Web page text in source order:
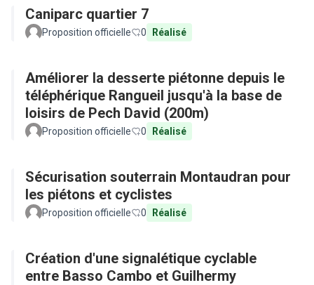
Caniparc quartier 7
Proposition officielle 0 Réalisé
Améliorer la desserte piétonne depuis le
téléphérique Rangueil jusqu'à la base de
loisirs de Pech David (200m)
Proposition officielle 0 Réalisé
Sécurisation souterrain Montaudran pour
les piétons et cyclistes
Proposition officielle 0 Réalisé
Création d'une signalétique cyclable
entre Basso Cambo et Guilhermy